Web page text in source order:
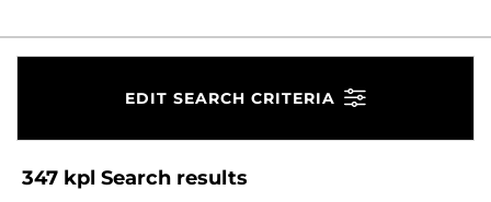
EDIT SEARCH CRITERIA
347 kpl Search results